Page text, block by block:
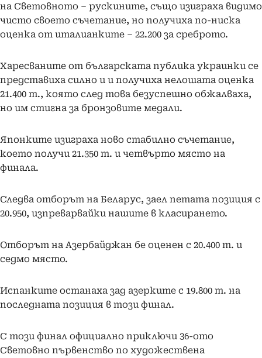
на Световното – рускините, също изиграха видимо
чисто своето съчетание, но получиха по-ниска
оценка от италианките – 22.200 за среброто.
Харесваните от българската публика украинки се
представиха силно и и получиха нелошата оценка
21.400 т., която след това безуспешно обжалваха,
но им стигна за бронзовите медали.
Японките изиграха ново стабилно съчетание,
което получи 21.350 т. и четвърто място на
финала.
Следва отборът на Беларус, заел петата позиция с
20.950, изпреварвайки нашите в класирането.
Отборът на Азербайджан бе оценен с 20.400 т. и
седмо място.
Испанките останаха зад азерките с 19.800 т. на
последната позиция в този финал.
С този финал официално приключи 36-ото
Световно първенство по художествена